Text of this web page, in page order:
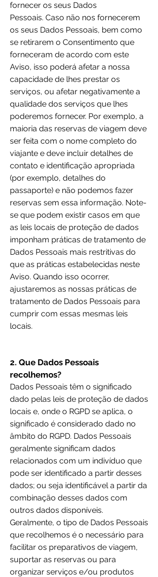
fornecer os seus Dados
Pessoais. Caso não nos fornecerem
os seus Dados Pessoais, bem como
se retirarem o Consentimento que
forneceram de acordo com este
Aviso, isso poderá afetar a nossa
capacidade de lhes prestar os
serviços, ou afetar negativamente a
qualidade dos serviços que lhes
poderemos fornecer. Por exemplo, a
maioria das reservas de viagem deve
ser feita com o nome completo do
viajante e deve incluir detalhes de
contato e identificação apropriada
(por exemplo, detalhes do
passaporte) e não podemos fazer
reservas sem essa informação. Note-
se que podem existir casos em que
as leis locais de proteção de dados
imponham práticas de tratamento de
Dados Pessoais mais restritivas do
que as práticas estabelecidas neste
Aviso. Quando isso ocorrer,
ajustaremos as nossas práticas de
tratamento de Dados Pessoais para
cumprir com essas mesmas leis
locais.
2. Que Dados Pessoais
recolhemos?
Dados Pessoais têm o significado
dado pelas leis de proteção de dados
locais e, onde o RGPD se aplica, o
significado é considerado dado no
âmbito do RGPD. Dados Pessoais
geralmente significam dados
relacionados com um indivíduo que
pode ser identificado a partir desses
dados; ou seja identificável a partir da
combinação desses dados com
outros dados disponíveis.
Geralmente, o tipo de Dados Pessoais
que recolhemos é o necessário para
facilitar os preparativos de viagem,
suportar as reservas ou para
organizar serviços e/ou produtos